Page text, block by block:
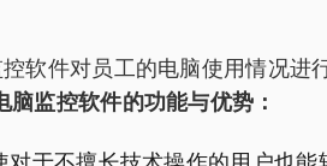
软件对员工的电脑使用情况进
监控软件的功能与优势：